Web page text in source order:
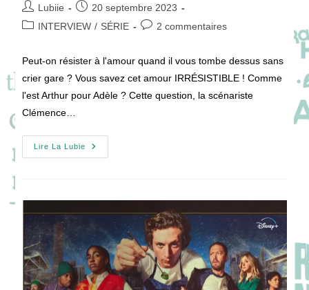
Auteur/autrice
de
Lubiie
Publication
publiée :
20 septembre 2023
PostINTERVIEW / SÉRIE
Commentaires
publication :
2 commentaires
Peut-on résister à l'amour quand il vous tombe dessus sans
crier gare ? Vous savez cet amour IRRÉSISTIBLE ! Comme
l'est Arthur pour Adèle ? Cette question, la scénariste
Clémence…
Lire La Lubie
[VIDÉO]
Comment
Série
IRRÉSISTIBLE